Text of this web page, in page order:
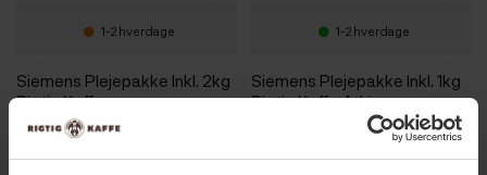
1-2 hverdage
Siemens Plejepakke Inkl. 2kg
Rigtig Kaffe
999,95 DKK
1-2 hverdage
Siemens Plejepakke Inkl. 1kg
Rigtig Kaffe Adrianna
799,95 DKK869,70 DKK